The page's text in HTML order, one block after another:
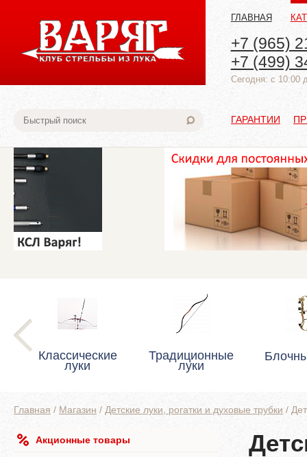
ГЛАВНАЯ
+7 (965)
+7 (499)
Cегодня: с 10:00
ГАРАНТИИ
Классические
луки
Традиционные
луки
Главная / Магазин / Детские луки, рогатки и духовые трубки /
Акционные товары